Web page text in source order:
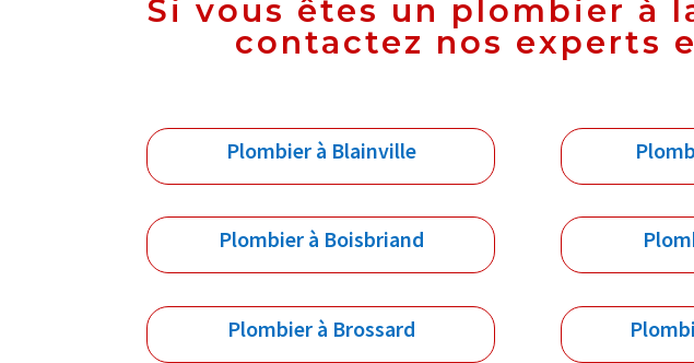
Si vous êtes un plombier à
contactez nos experts
Plombier à Blainville
Plombier à Boisbriand
Plombier à Brossard